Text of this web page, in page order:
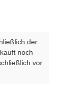
der
noch
vor